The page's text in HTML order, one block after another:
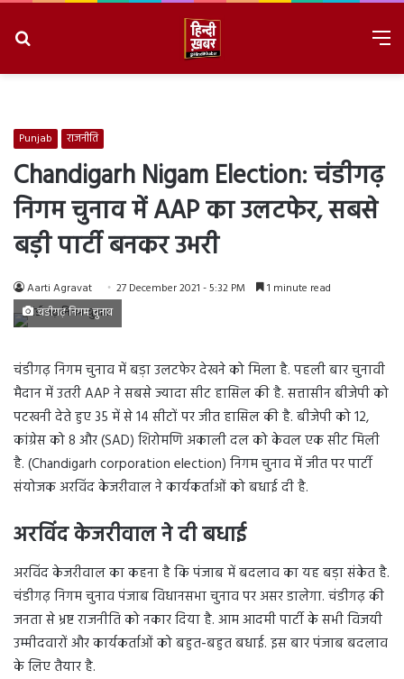
Punjab राजनीति
Chandigarh Nigam Election: चंडीगढ़
निगम चुनाव में AAP का उलटफेर, सबसे
बड़ी पार्टी बनकर उभरी
Aarti Agravat 27 December 2021 - 5:32 PM 1 minute read
चंडीगढ़ निगम चुनाव
चंडीगढ़ निगम चुनाव में बड़ा उलटफेर देखने को मिला है. पहली बार चुनावी
मैदान में उतरी AAP ने सबसे ज्यादा सीट हासिल की है. सत्तासीन बीजेपी को
पटखनी देते हुए 35 में से 14 सीटों पर जीत हासिल की है. बीजेपी को 12,
कांग्रेस को 8 और (SAD) शिरोमणि अकाली दल को केवल एक सीट मिली
है. (Chandigarh corporation election) निगम चुनाव में जीत पर पार्टी
संयोजक अरविंद केजरीवाल ने कार्यकर्ताओं को बधाई दी है.
अरविंद केजरीवाल ने दी बधाई
अरविंद केजरीवाल का कहना है कि पंजाब में बदलाव का यह बड़ा संकेत है.
चंडीगढ़ निगम चुनाव पंजाब विधानसभा चुनाव पर असर डालेगा. चंडीगढ़ की
जनता से भ्रष्ट राजनीति को नकार दिया है. आम आदमी पार्टी के सभी विजयी
उम्मीदवारों और कार्यकर्ताओं को बहुत-बहुत बधाई. इस बार पंजाब बदलाव
के लिए तैयार है.